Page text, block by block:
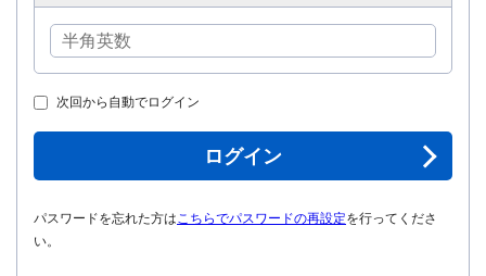
次回から自動でログイン
ログイン
パスワードを忘れた方はこちらでパスワードの再設定を行ってくださ
い。